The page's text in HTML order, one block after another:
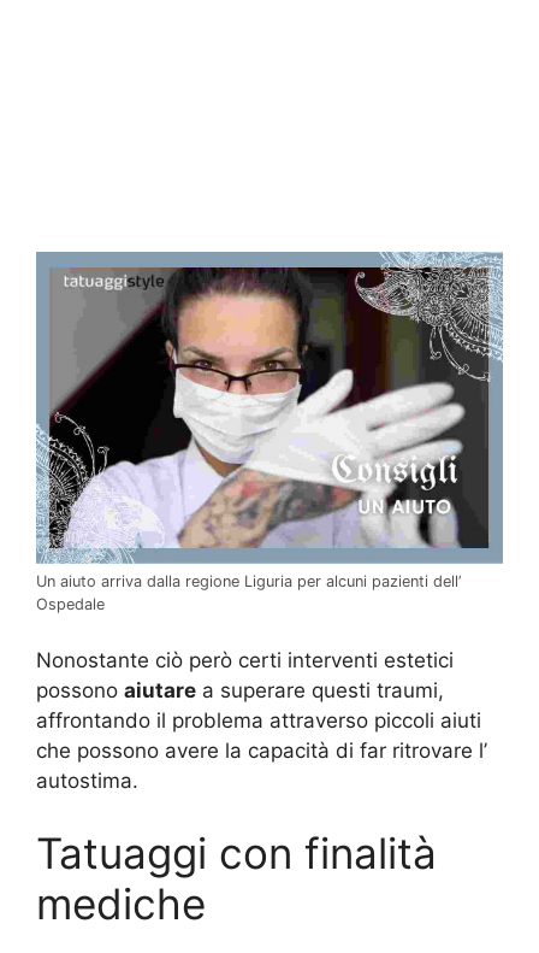
Un aiuto arriva dalla regione Liguria per alcuni pazienti dell’
Ospedale
Nonostante ciò però certi interventi estetici
possono aiutare a superare questi traumi,
affrontando il problema attraverso piccoli aiuti
che possono avere la capacità di far ritrovare l’
autostima.
Tatuaggi con finalità
mediche